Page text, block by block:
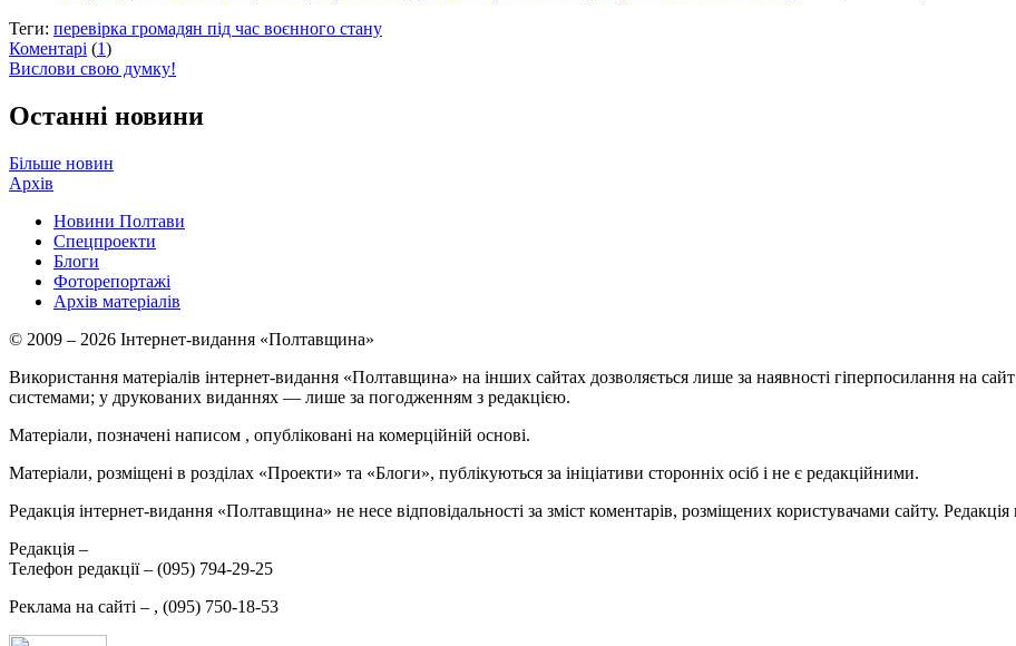
Теги: перевірка громадян під час воєнного стану
Коментарі (1)
Вислови свою думку!
Останні новини
Більше новин
Архів
Новини Полтави
Спецпроекти
Блоги
Фоторепортажі
Архів матеріалів
© 2009 – 2026 Інтернет-видання «Полтавщина»
Використання матеріалів інтернет-видання «Полтавщина» на інших сайтах дозволяється лише за наявності гіперпосилання на сайт
системами; у друкованих виданнях — лише за погодженням з редакцією.
Матеріали, позначені написом , опубліковані на комерційній основі.
Матеріали, розміщені в розділах «Проекти» та «Блоги», публікуються за ініціативи сторонніх осіб і не є редакційними.
Редакція інтернет-видання «Полтавщина» не несе відповідальності за зміст коментарів, розміщених користувачами сайту.
Редакція –
Телефон редакції – (095) 794-29-25
Реклама на сайті – , (095) 750-18-53